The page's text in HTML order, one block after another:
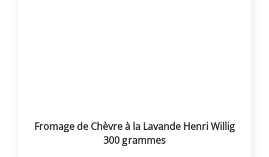
Fromage de Chèvre à la Lavande Henri Willig
300 grammes